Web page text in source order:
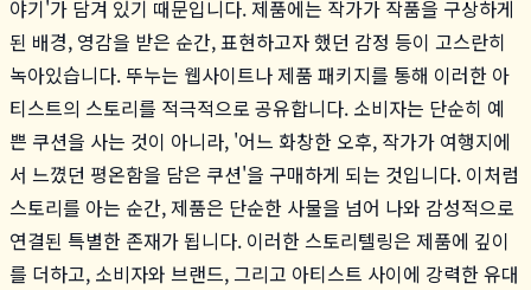
야기'가 담겨 있기 때문입니다. 제품에는 작가가 작품을 구상하게
된 배경, 영감을 받은 순간, 표현하고자 했던 감정 등이 고스란히
녹아있습니다. 뚜누는 웹사이트나 제품 패키지를 통해 이러한 아
티스트의 스토리를 적극적으로 공유합니다. 소비자는 단순히 예
쁜 쿠션을 사는 것이 아니라, '어느 화창한 오후, 작가가 여행지에
서 느꼈던 평온함을 담은 쿠션'을 구매하게 되는 것입니다. 이처럼
스토리를 아는 순간, 제품은 단순한 사물을 넘어 나와 감성적으로
연결된 특별한 존재가 됩니다. 이러한 스토리텔링은 제품에 깊이
를 더하고, 소비자와 브랜드, 그리고 아티스트 사이에 강력한 유대